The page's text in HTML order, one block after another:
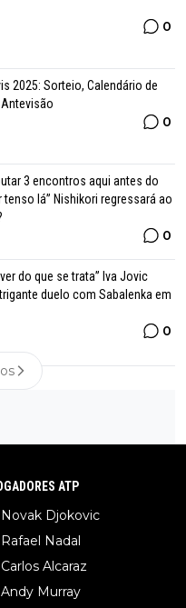
0
2025: Sorteio, Calendário de
0
3 encontros aqui antes do
tenso lá” Nishikori regressará ao
0
do que se trata” Iva Jovic
duelo com Sabalenka em
0
ATP
Novak Djokovic
Rafael Nadal
Carlos Alcaraz
Andy Murray